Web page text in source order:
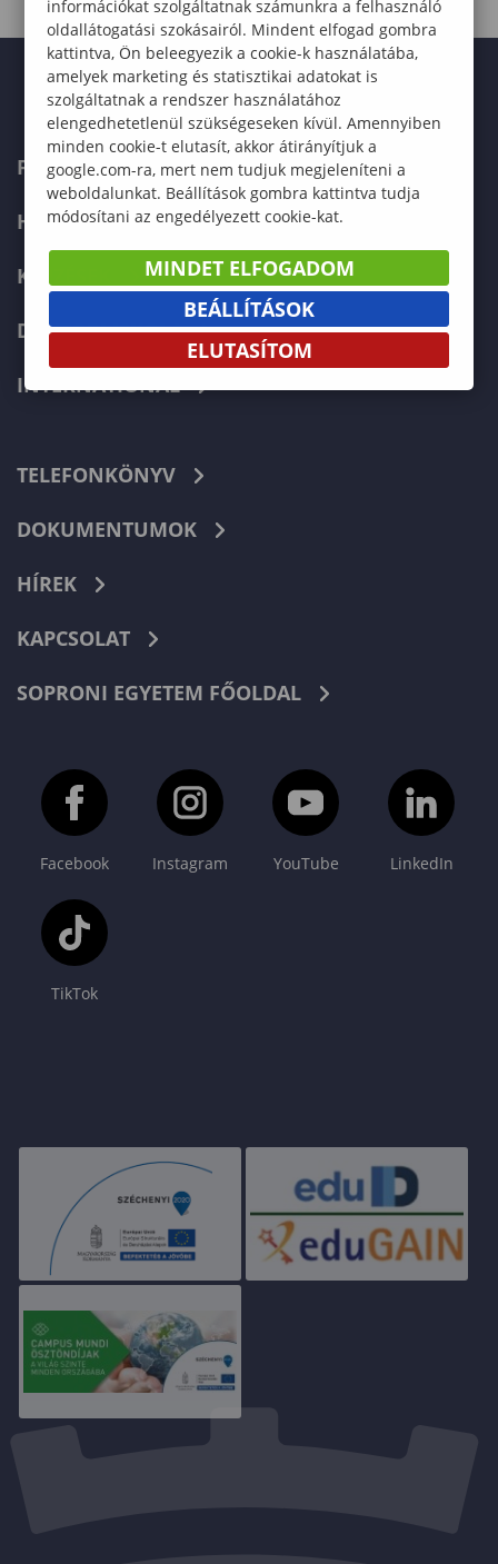
FELVÉTELIZŐKNEK
HALLGATÓKNAK
KÉPZÉSEK
DOKTORI ISKOLA
INTERNATIONAL
TELEFONKÖNYV
DOKUMENTUMOK
HÍREK
KAPCSOLAT
SOPRONI EGYETEM FŐOLDAL
Facebook Instagram YouTube LinkedIn
TikTok
információkat szolgáltatnak számunkra a felhasználó
oldallátogatási szokásairól. Mindent elfogad gombra
kattintva, Ön beleegyezik a cookie-k használatába,
amelyek marketing és statisztikai adatokat is
szolgáltatnak a rendszer használatához
elengedhetetlenül szükségeseken kívül. Amennyiben
minden cookie-t elutasít, akkor átirányítjuk a
google.com-ra, mert nem tudjuk megjeleníteni a
weboldalunkat. Beállítások gombra kattintva tudja
módosítani az engedélyezett cookie-kat.
MINDET ELFOGADOM
BEÁLLÍTÁSOK
ELUTASÍTOM